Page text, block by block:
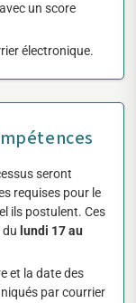
un score
électronique.
seront
requises pour le
ils postulent. Ces
du lundi 17 au
et la date des
par courrier